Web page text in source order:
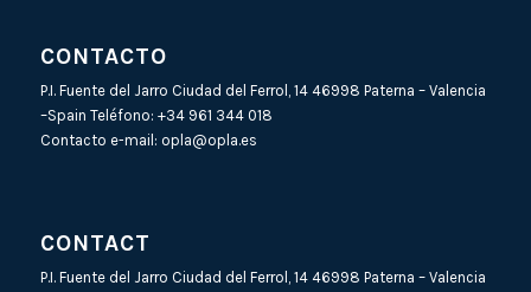
CONTACTO
P.I. Fuente del Jarro Ciudad del Ferrol, 14 46998 Paterna – Valencia
–Spain Teléfono: +34 961 344 018
Contacto e-mail: opla@opla.es
CONTACT
P.I. Fuente del Jarro Ciudad del Ferrol, 14 46998 Paterna – Valencia